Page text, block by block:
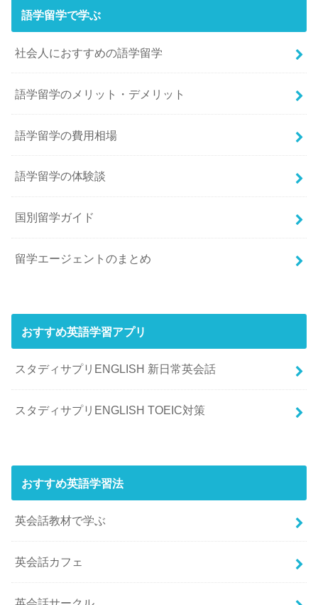
語学留学で学ぶ
社会人におすすめの語学留学
語学留学のメリット・デメリット
語学留学の費用相場
語学留学の体験談
国別留学ガイド
留学エージェントのまとめ
おすすめ英語学習アプリ
スタディサプリENGLISH 新日常英会話
スタディサプリENGLISH TOEIC対策
おすすめ英語学習法
英会話教材で学ぶ
英会話カフェ